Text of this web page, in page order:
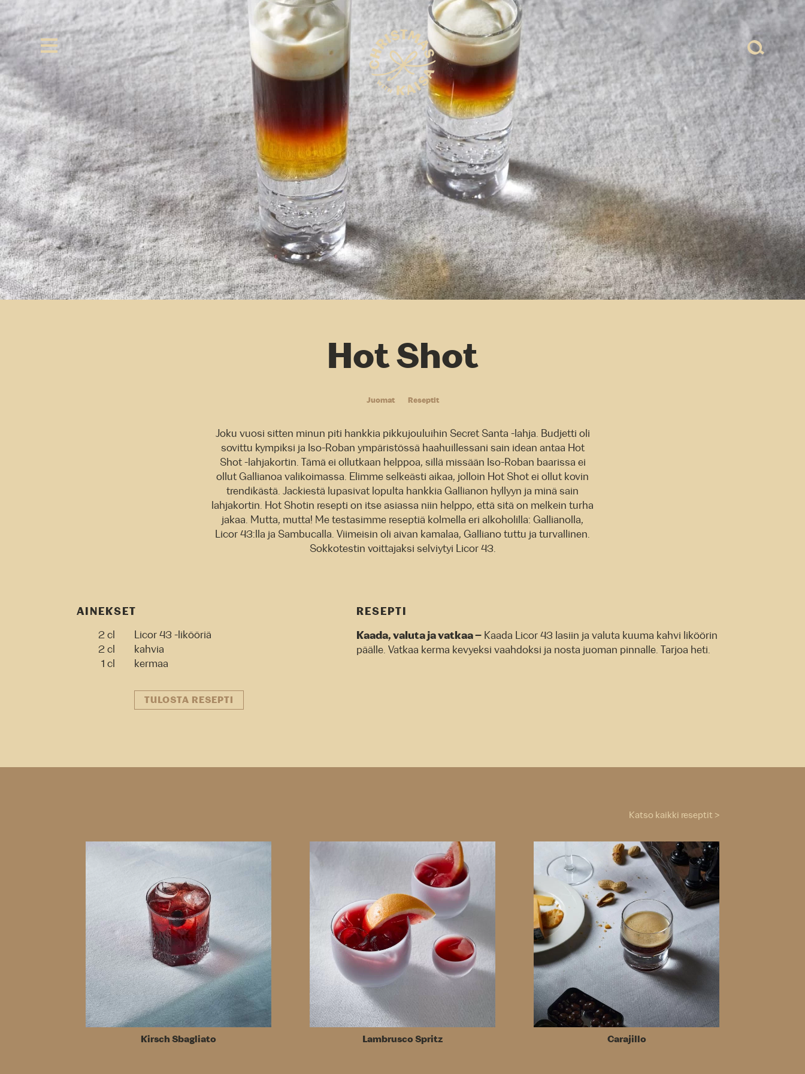
Hot Shot
Juomat Reseptit
Joku vuosi sitten minun piti hankkia pikkujouluihin Secret Santa -lahja. Budjetti oli
sovittu kympiksi ja Iso-Roban ympäristössä haahuillessani sain idean antaa Hot
Shot -lahjakortin. Tämä ei ollutkaan helppoa, sillä missään Iso-Roban baarissa ei
ollut Gallianoa valikoimassa. Elimme selkeästi aikaa, jolloin Hot Shot ei ollut kovin
trendikästä. Jackiestä lupasivat lopulta hankkia Gallianon hyllyyn ja minä sain
lahjakortin. Hot Shotin resepti on itse asiassa niin helppo, että sitä on melkein turha
jakaa. Mutta, mutta! Me testasimme reseptiä kolmella eri alkoholilla: Gallianolla,
Licor 43:lla ja Sambucalla. Viimeisin oli aivan kamalaa, Galliano tuttu ja turvallinen.
Sokkotestin voittajaksi selviytyi Licor 43.
AINEKSET
2 cl
Licor 43 -likööriä
2 cl
kahvia
1 cl
kermaa
TULOSTA RESEPTI
RESEPTI
Kaada, valuta ja vatkaa – Kaada Licor 43 lasiin ja valuta kuuma kahvi liköörin
päälle. Vatkaa kerma kevyeksi vaahdoksi ja nosta juoman pinnalle. Tarjoa heti.
Katso kaikki reseptit >
Kirsch Sbagliato Lambrusco Spritz Carajillo